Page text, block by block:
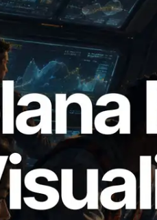
出 Solana Block
單位視覺化區塊生